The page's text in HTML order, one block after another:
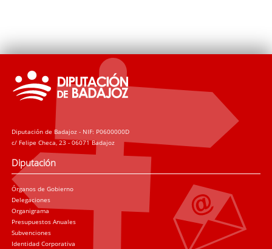
Diputación de Badajoz - NIF: P0600000D
c/ Felipe Checa, 23 - 06071 Badajoz
Diputación
Órganos de Gobierno
Delegaciones
Organigrama
Presupuestos Anuales
Subvenciones
Identidad Corporativa